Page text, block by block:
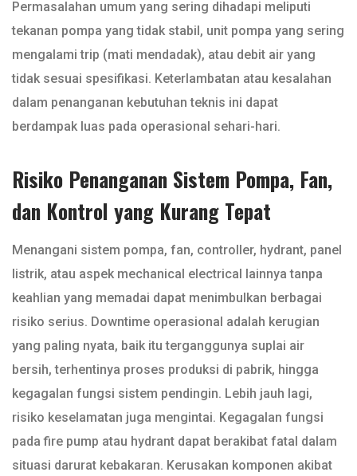
Permasalahan umum yang sering dihadapi meliputi
tekanan pompa yang tidak stabil, unit pompa yang sering
mengalami trip (mati mendadak), atau debit air yang
tidak sesuai spesifikasi. Keterlambatan atau kesalahan
dalam penanganan kebutuhan teknis ini dapat
berdampak luas pada operasional sehari-hari.
Risiko Penanganan Sistem Pompa, Fan,
dan Kontrol yang Kurang Tepat
Menangani sistem pompa, fan, controller, hydrant, panel
listrik, atau aspek mechanical electrical lainnya tanpa
keahlian yang memadai dapat menimbulkan berbagai
risiko serius. Downtime operasional adalah kerugian
yang paling nyata, baik itu terganggunya suplai air
bersih, terhentinya proses produksi di pabrik, hingga
kegagalan fungsi sistem pendingin. Lebih jauh lagi,
risiko keselamatan juga mengintai. Kegagalan fungsi
pada fire pump atau hydrant dapat berakibat fatal dalam
situasi darurat kebakaran. Kerusakan komponen akibat